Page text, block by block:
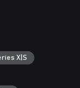
X|S